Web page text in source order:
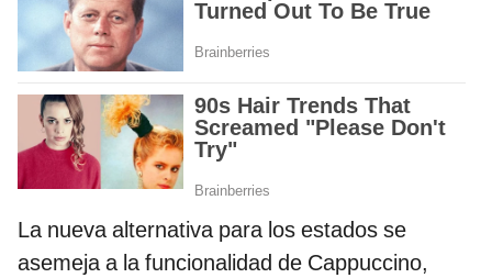
La nueva alternativa para los estados se
asemeja a la funcionalidad de Cappuccino,